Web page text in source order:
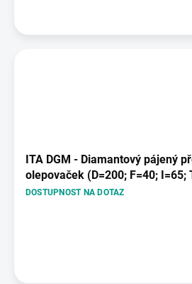
ITA DGM - Diamantový pájený
olepovaček (D=200; F=40; I=65;
DOSTUPNOST NA DOTAZ